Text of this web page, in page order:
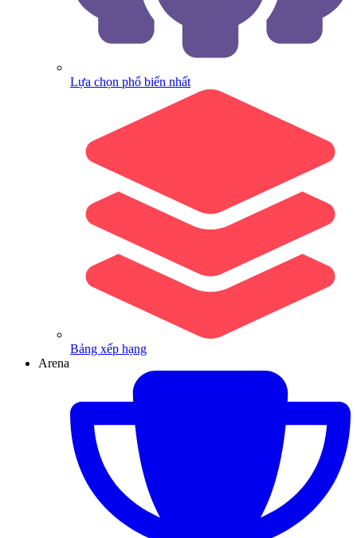
Lựa chọn phổ biến nhất
Bảng xếp hạng
Arena